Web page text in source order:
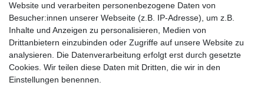
Hiermit bestätige ich, dass ich die Daten­schutz­erklärung
Einwilligung kann ich jederzeit widerrufen.**
Abonnieren
** Hierbei handelt es sich um ein Pflichtfeld.
Website und verarbeiten personenbezogene Daten von
Besucher:innen unserer Webseite (z.B. IP-Adresse), um z.B.
Inhalte und Anzeigen zu personalisieren, Medien von
Drittanbietern einzubinden oder Zugriffe auf unsere Website zu
analysieren. Die Datenverarbeitung erfolgt erst durch gesetzte
Cookies. Wir teilen diese Daten mit Dritten, die wir in den
Einstellungen benennen.